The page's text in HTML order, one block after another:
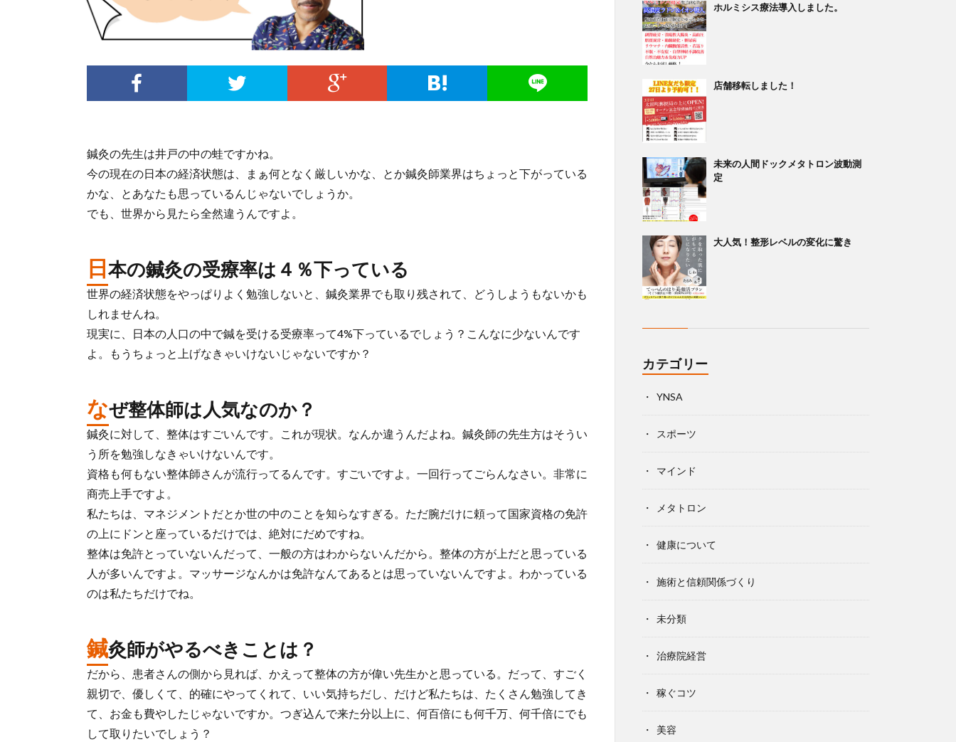
鍼灸の先生は井戸の中の蛙ですかね。
今の現在の日本の経済状態は、まぁ何となく厳しいかな、とか鍼灸師業界はちょっと下がっている
かな、とあなたも思っているんじゃないでしょうか。
でも、世界から見たら全然違うんですよ。
日本の鍼灸の受療率は４％下っている
世界の経済状態をやっぱりよく勉強しないと、鍼灸業界でも取り残されて、どうしようもないかも
しれませんね。
現実に、日本の人口の中で鍼を受ける受療率って4%下っているでしょう？こんなに少ないんです
よ。もうちょっと上げなきゃいけないじゃないですか？
なぜ整体師は人気なのか？
鍼灸に対して、整体はすごいんです。これが現状。なんか違うんだよね。鍼灸師の先生方はそうい
う所を勉強しなきゃいけないんです。
資格も何もない整体師さんが流行ってるんです。すごいですよ。一回行ってごらんなさい。非常に
商売上手ですよ。
私たちは、マネジメントだとか世の中のことを知らなすぎる。ただ腕だけに頼って国家資格の免許
の上にドンと座っているだけでは、絶対にだめですね。
整体は免許とっていないんだって、一般の方はわからないんだから。整体の方が上だと思っている
人が多いんですよ。マッサージなんかは免許なんてあるとは思っていないんですよ。わかっている
のは私たちだけでね。
鍼灸師がやるべきことは？
だから、患者さんの側から見れば、かえって整体の方が偉い先生かと思っている。だって、すごく
親切で、優しくて、的確にやってくれて、いい気持ちだし、だけど私たちは、たくさん勉強してき
て、お金も費やしたじゃないですか。つぎ込んで来た分以上に、何百倍にも何千万、何千倍にでも
して取りたいでしょう？
ホルミシス療法導入しました。
店舗移転しました！
未来の人間ドックメタトロン波動測
定
大人気！整形レベルの変化に驚き
カテゴリー
YNSA
スポーツ
マインド
メタトロン
健康について
施術と信頼関係づくり
未分類
治療院経営
稼ぐコツ
美容